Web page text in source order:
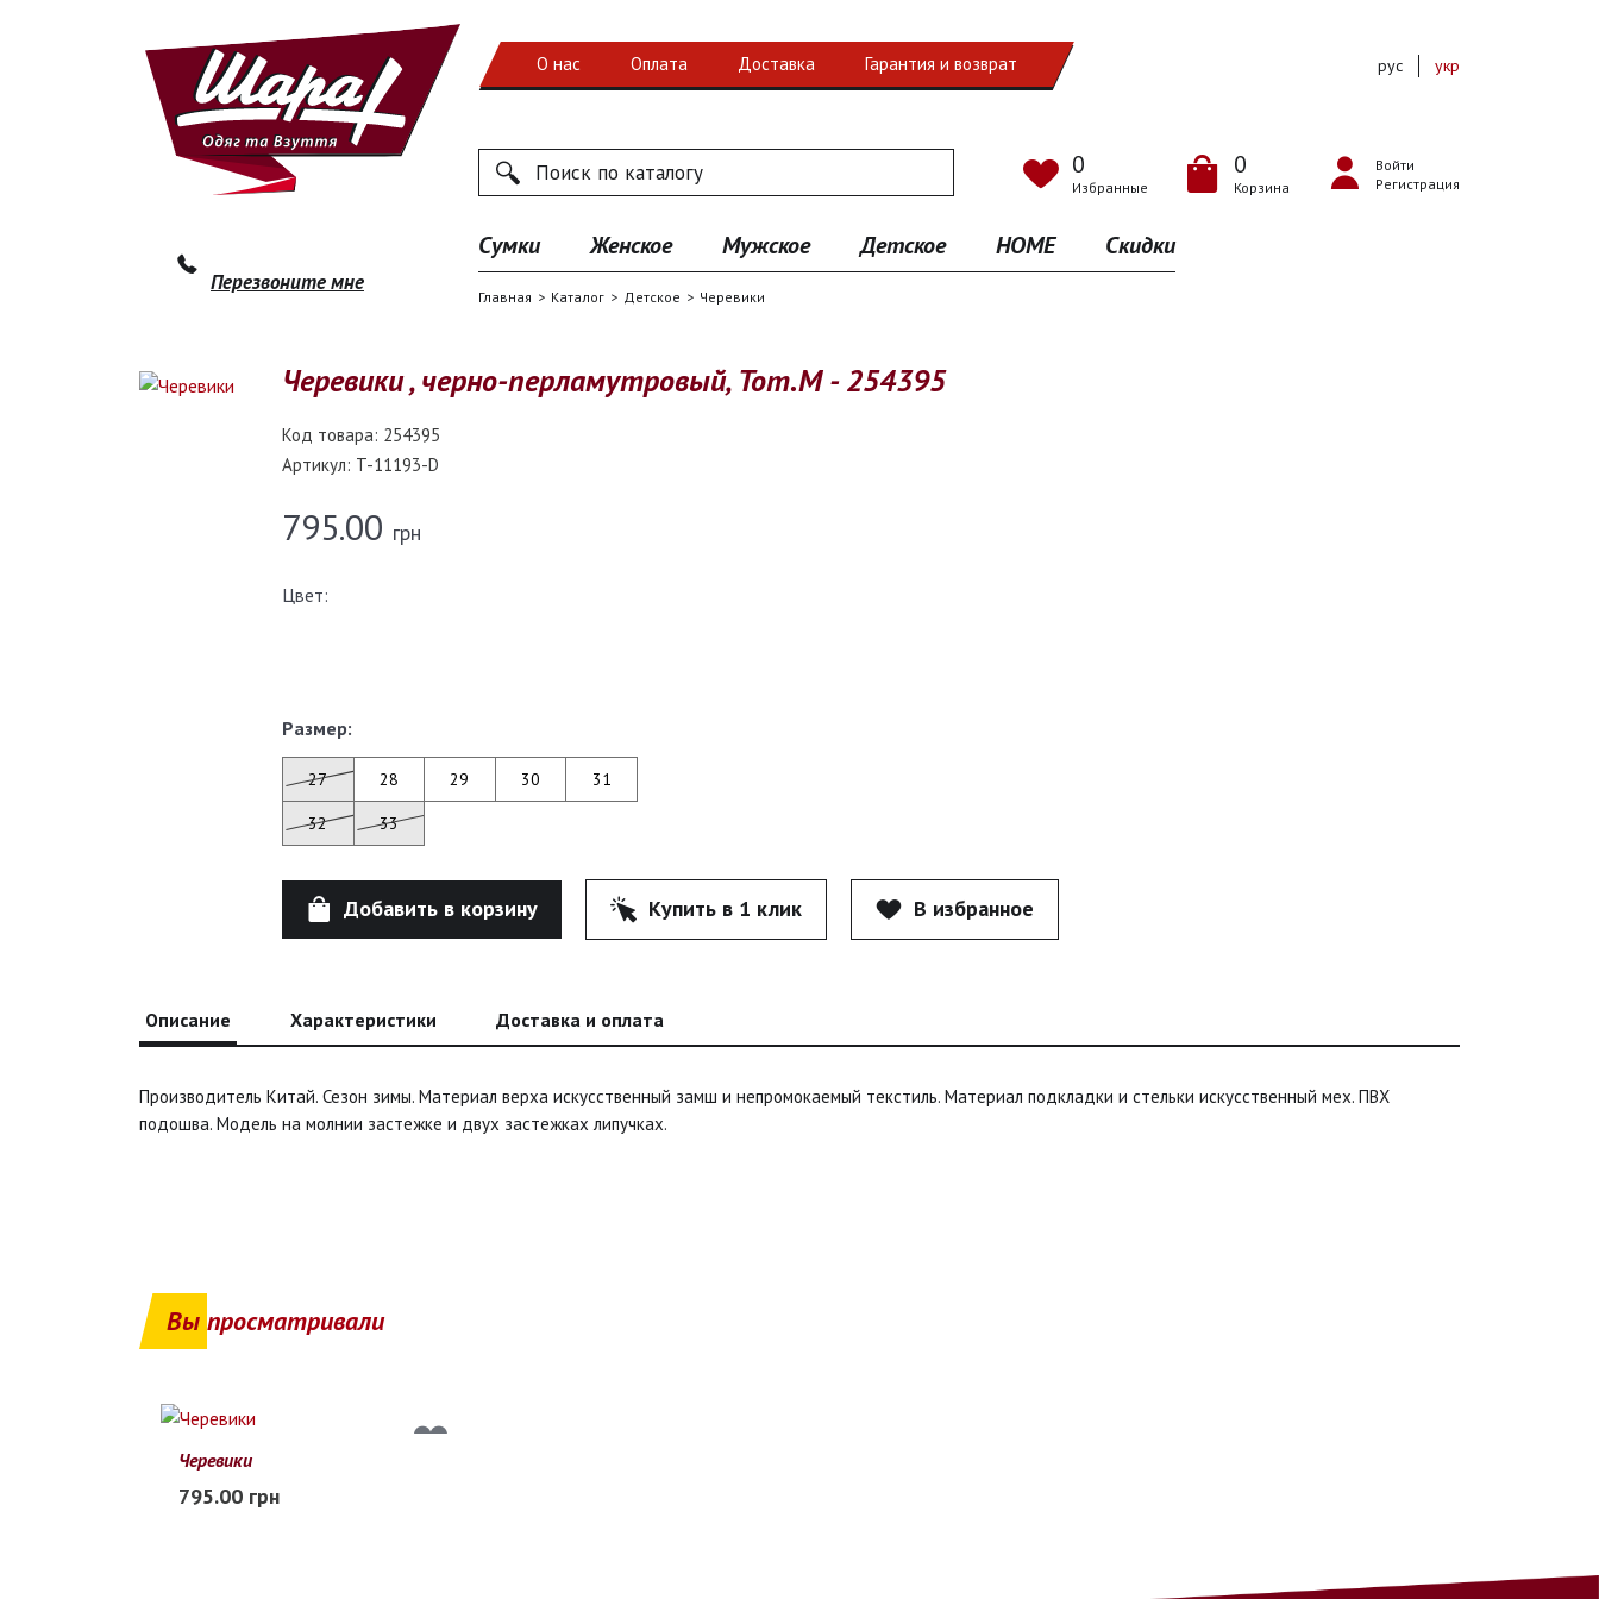
Перезвоните мне
О нас Оплата Доставка Гарантия и возврат
Поиск по каталогу
Поиск
0
Избранные
0
Корзина
Войти
Регистрация
рус укр
Сумки Женское Мужское Детское HOME Скидки
Главная Каталог Детское Черевики
Черевики , черно-перламутровый, Tom.M - 254395
Код товара: 254395
Артикул: T-11193-D
795.00 грн
Цвет:
Размер:
27 28 29 30 31
32 33
Добавить в корзину Купить в 1 клик В избранное
Описание Характеристики Доставка и оплата
Производитель Китай. Сезон зимы. Материал верха искусственный замш и непромокаемый текстиль. Материал подкладки и стельки искусственный мех. ПВХ
подошва. Модель на молнии застежке и двух застежках липучках.
Вы просматривали
Черевики
795.00 грн
Заканчивается